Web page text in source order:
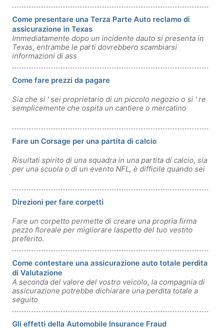
Come presentare una Terza Parte Auto reclamo di
assicurazione in Texas
Immediatamente dopo un incidente dauto si presenta in
Texas, entrambe le parti dovrebbero scambiarsi
informazioni di ass
Come fare prezzi da pagare
Sia che si ' sei proprietario di un piccolo negozio o si ' re
semplicemente che ospita un cantiere o mercatino
Fare un Corsage per una partita di calcio
Risultati spirito di una squadra in una partita di calcio, sia
per una scuola o di un evento NFL, è difficile quando sei
Direzioni per fare corpetti
Fare un corpetto permette di creare una propria firma
pezzo floreale per migliorare laspetto del tuo vestito
preferito.
Come contestare una assicurazione auto totale perdita
di Valutazione
A seconda del valore del vostro veicolo, la compagnia di
assicurazione potrebbe dichiarare una perdita totale a
seguito
Gli effetti della Automobile Insurance Fraud